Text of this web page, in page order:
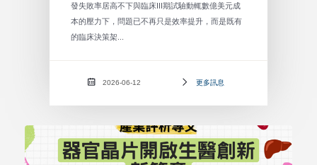
發失敗率居高不下與臨床III期試驗動輒數億美元成
本的壓力下，問題已不再只是效率提升，而是既有
的臨床決策架...
2026-06-12 更多訊息